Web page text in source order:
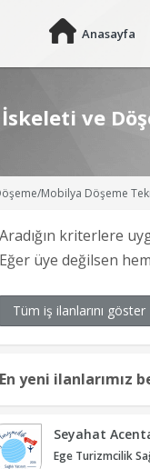
Anasayfa
ve
Mobilya Döşeme
Aradığın kriterlere
Eğer üye değilsen
Tüm iş ilanlarını göster
En yeni ilanlarımız
Seyahat
Ege Turizmcilik